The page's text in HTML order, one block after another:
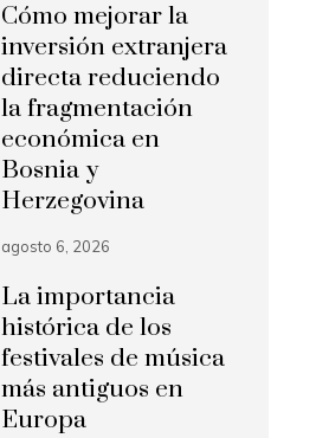
Cómo mejorar la
inversión extranjera
directa reduciendo
la fragmentación
económica en
Bosnia y
Herzegovina
agosto 6, 2026
La importancia
histórica de los
festivales de música
más antiguos en
Europa